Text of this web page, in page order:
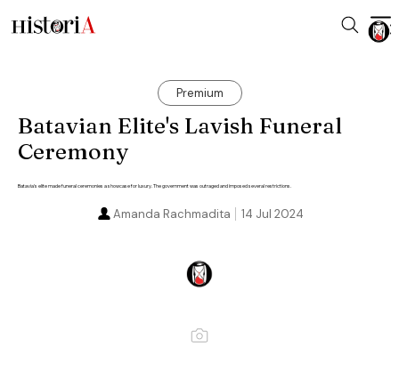
Premium
Batavian Elite's Lavish Funeral
Ceremony
Batavia's elite made funeral ceremonies a showcase for luxury. The government was outraged and imposed several restrictions.
14 Jul 2024
Amanda Rachmadita